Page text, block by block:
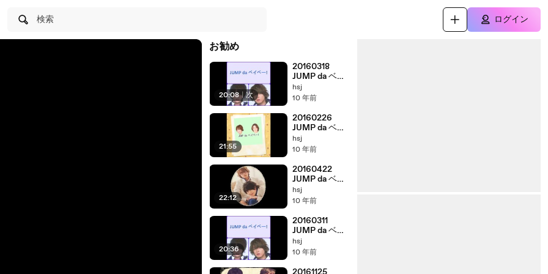
検索 ログイン
お勧め
20:08 | 次
20160318
JUMP da ベイ
ベー! 有岡大貴
髙木雄也
hsj
10 年前
21:55
20160226
JUMP da ベイ
ベー! 有岡大貴
髙木雄也
hsj
10 年前
22:12
20160422
JUMP da ベイ
ベー! 有岡大貴
髙木雄也
hsj
10 年前
20:36
20160311
JUMP da ベイ
ベー! 有岡大貴
髙木雄也
hsj
10 年前